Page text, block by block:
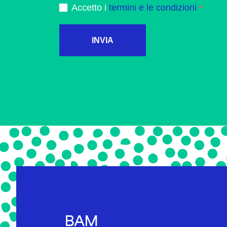
Accetto i termini e le condizioni
INVIA
BAM